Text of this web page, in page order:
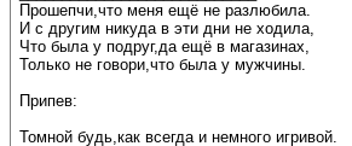
Прошепчи,что меня ещё не разлюбила.
И с другим никуда в эти дни не ходила,
Что была у подруг,да ещё в магазинах,
Только не говори,что была у мужчины.
Припев:
Томной будь,как всегда и немного игривой.